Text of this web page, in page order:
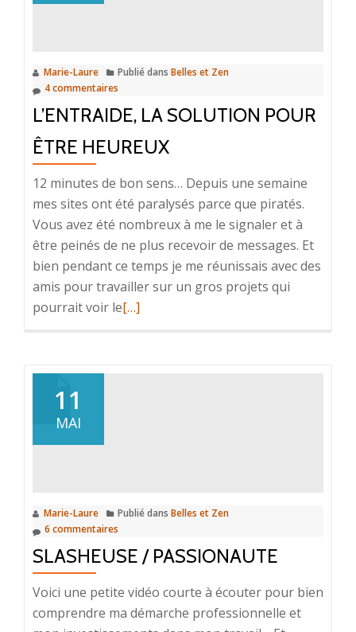
Marie-Laure Publié dans Belles et Zen
4 commentaires
L’ENTRAIDE, LA SOLUTION POUR
ÊTRE HEUREUX
12 minutes de bon sens… Depuis une semaine
mes sites ont été paralysés parce que piratés.
Vous avez été nombreux à me le signaler et à
être peinés de ne plus recevoir de messages. Et
bien pendant ce temps je me réunissais avec des
amis pour travailler sur un gros projets qui
pourrait voir leEn
[…]
11
MAI
Marie-Laure Publié dans Belles et Zen
6 commentaires
SLASHEUSE / PASSIONAUTE
Voici une petite vidéo courte à écouter pour bien
comprendre ma démarche professionnelle et